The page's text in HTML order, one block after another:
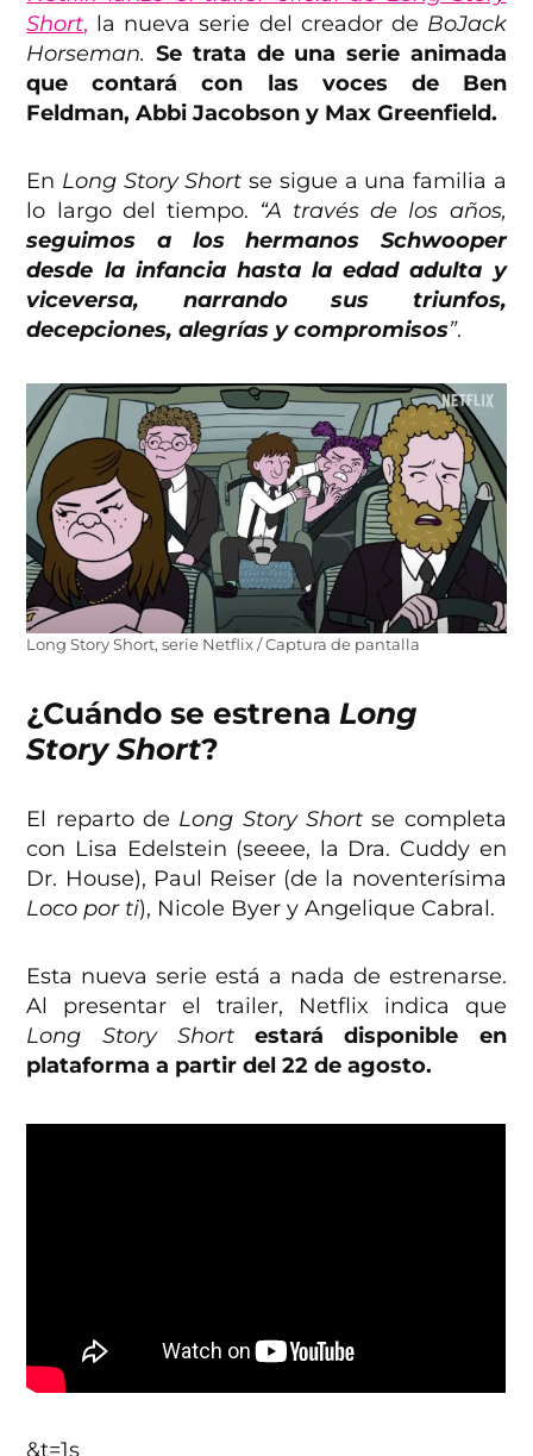
Short, la nueva serie del creador de BoJack
Horseman.Se trata de una serie animada
que contará con las voces de Ben
Feldman, Abbi Jacobson y Max Greenfield.
En Long Story Short se sigue a una familia a
lo largo del tiempo. “A través de los años,
seguimos a los hermanos Schwooper
desde la infancia hasta la edad adulta y
viceversa, narrando sus triunfos,
decepciones, alegrías y compromisos”.
Long Story Short, serie Netflix / Captura de pantalla
¿Cuándo se estrena Long
Story Short?
El reparto de Long Story Shortse completa
con Lisa Edelstein (seeee, la Dra. Cuddy en
Dr. House), Paul Reiser (de la noventerísima
Loco por ti), Nicole Byer y Angelique Cabral.
Esta nueva serie está a nada de estrenarse.
Al presentar el trailer, Netflix indica que
Long Story Shortestará disponible en
plataforma a partir del 22 de agosto.
&t=1s